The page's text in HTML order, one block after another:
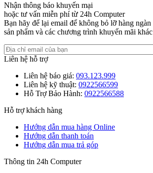
Nhận thông báo khuyến mại
hoặc tư vấn miễn phí từ 24h Computer
Bạn hãy để lại email để không bỏ lỡ hàng ngàn
sản phẩm và các chương trình khuyến mãi khác
Liên hệ hỗ trợ
Liên hệ báo giá: 093.123.999
Liên hệ kỹ thuật: 0922566599
Hỗ Trợ Bảo Hành: 0922566588
Hỗ trợ khách hàng
Hướng dẫn mua hàng Online
Hướng dẫn thanh toán
Hướng dẫn mua trả góp
Thông tin 24h Computer